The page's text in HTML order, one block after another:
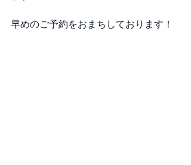
早めのご予約をおまちしております！